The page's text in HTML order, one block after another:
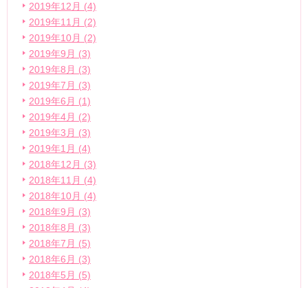
2019年12月 (4)
2019年11月 (2)
2019年10月 (2)
2019年9月 (3)
2019年8月 (3)
2019年7月 (3)
2019年6月 (1)
2019年4月 (2)
2019年3月 (3)
2019年1月 (4)
2018年12月 (3)
2018年11月 (4)
2018年10月 (4)
2018年9月 (3)
2018年8月 (3)
2018年7月 (5)
2018年6月 (3)
2018年5月 (5)